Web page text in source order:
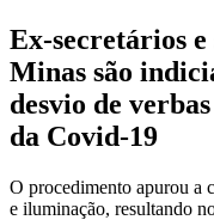
Ex-secretários
Minas são
desvio de
da Covid-19
O procedimento apurou a
e iluminação, resultando